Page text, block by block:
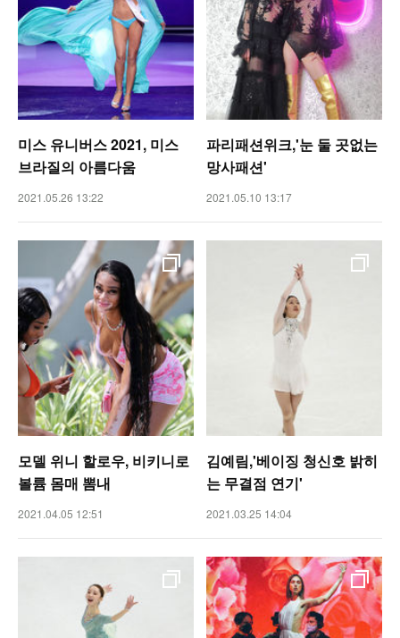
미스 유니버스 2021, 미스
브라질의 아름다움
2021.05.26 13:22
파리패션위크,'눈 둘 곳없는
망사패션'
2021.05.10 13:17
모델 위니 할로우, 비키니로
볼륨 몸매 뽐내
2021.04.05 12:51
김예림,'베이징 청신호 밝히
는 무결점 연기'
2021.03.25 14:04